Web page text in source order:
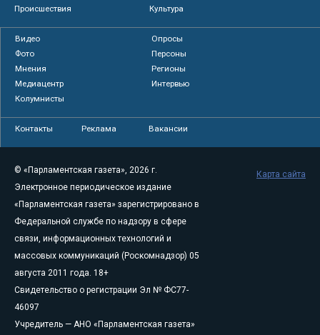
Происшествия
Культура
Видео
Опросы
Фото
Персоны
Мнения
Регионы
Медиацентр
Интервью
Колумнисты
Контакты Реклама Вакансии
© «Парламентская газета», 2026 г.
Электронное периодическое издание
«Парламентская газета» зарегистрировано в
Федеральной службе по надзору в сфере
связи, информационных технологий и
массовых коммуникаций (Роскомнадзор) 05
августа 2011 года. 18+
Свидетельство о регистрации Эл № ФС77-
46097
Учредитель — АНО «Парламентская газета»
Карта сайта